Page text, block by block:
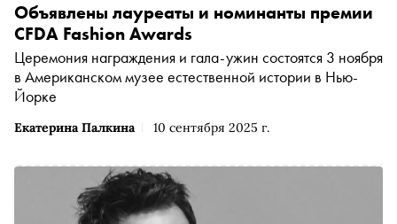
Екатерина Палкина 10 сентября 2025 г.
Объявлены лауреаты и номинанты премии
CFDA Fashion Awards
Церемония награждения и гала-ужин состоятся 3 ноября
в Американском музее естественной истории в Нью-
Йорке